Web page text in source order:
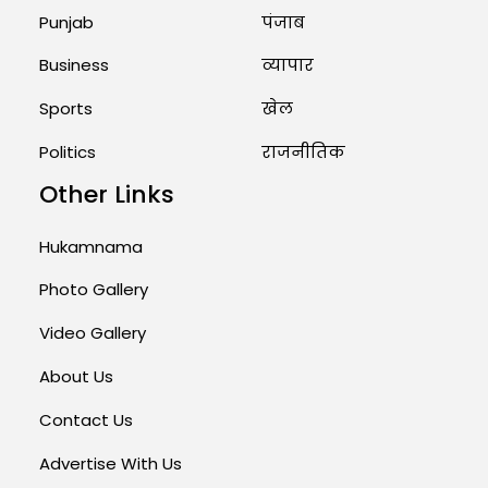
Punjab
Business
Sports
Politics
पंजाब
व्यापार
खेल
राजनीतिक
Other Links
Hukamnama
Photo Gallery
Video Gallery
About Us
Contact Us
Advertise With Us